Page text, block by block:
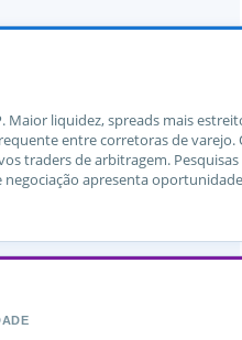
Maior liquidez, spreads mais
entre corretoras de varejo.
traders de arbitragem. Pesquisas
apresenta